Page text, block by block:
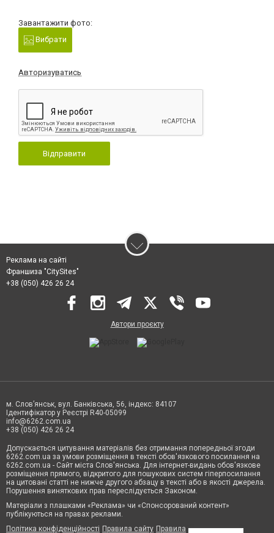
Завантажити фото:
Вибрати
Авторизуватись
Відправити
Реклама на сайті
Франшиза "CitySites"
+38 (050) 426 26 24
Автори проєкту
м. Слов’янськ, вул. Банківська, 56, індекс: 84107
Ідентифікатор у Реєстрі R40-05099
info@6262.com.ua
+38 (050) 426 26 24
Допускається цитування матеріалів без отримання попередньої згоди
6262.com.ua за умови розміщення в тексті обов'язкового посилання на
6262.com.ua - Сайт міста Слов'янська. Для інтернет-видань обов'язкове
розміщення прямого, відкритого для пошукових систем гіперпосилання
на цитовані статті не нижче другого абзацу в тексті або в якості джерела.
Порушення виняткових прав переслідується Законом.
Матеріали з плашками «Реклама» чи «Спонсорований контент»
публікуються на правах реклами.
Політика конфіденційності Правила сайту Правила